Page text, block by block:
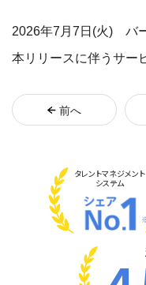
2026年7月7日(火) バ
本リリースに伴うサー
前へ
タレントマネジメント
システム